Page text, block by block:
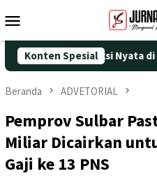
ke
Mobile
Konten Spesial
Aksi Nyata di Pantai
Beranda ADVETORIAL
Pemprov Sulbar
Miliar Dicairkan
Gaji ke 13 PNS